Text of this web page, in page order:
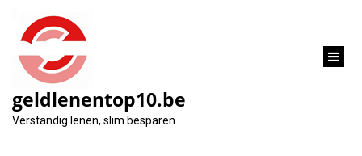
gaan
geldlenentop10.be
Verstandig lenen, slim besparen
Categorie: